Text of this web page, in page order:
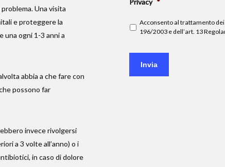
Una visita
e proteggere la
una ogni 1-3 anni a
abbia a che fare con
possono far
invece rivolgersi
a 3 volte all’anno) o i
in caso di dolore
Privacy *
Acconsento al trattamento
196/2003 e dell’art. 13
Invia